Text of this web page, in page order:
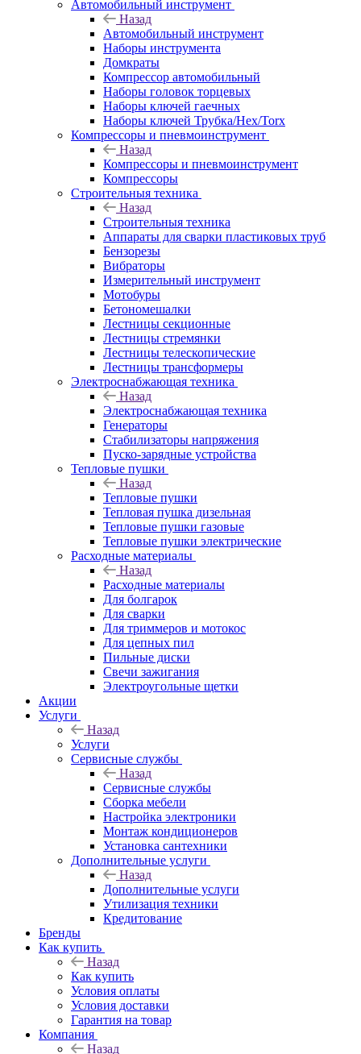
Автомобильный инструмент
Назад
Автомобильный инструмент
Наборы инструмента
Домкраты
Компрессор автомобильный
Наборы головок торцевых
Наборы ключей гаечных
Наборы ключей Трубка/Hex/Torx
Компрессоры и пневмоинструмент
Назад
Компрессоры и пневмоинструмент
Компрессоры
Строительныя техника
Назад
Строительныя техника
Аппараты для сварки пластиковых труб
Бензорезы
Вибраторы
Измерительный инструмент
Мотобуры
Бетономешалки
Лестницы секционные
Лестницы стремянки
Лестницы телескопические
Лестницы трансформеры
Электроснабжающая техника
Назад
Электроснабжающая техника
Генераторы
Стабилизаторы напряжения
Пуско-зарядные устройства
Тепловые пушки
Назад
Тепловые пушки
Тепловая пушка дизельная
Тепловые пушки газовые
Тепловые пушки электрические
Расходные материалы
Назад
Расходные материалы
Для болгарок
Для сварки
Для триммеров и мотокос
Для цепных пил
Пильные диски
Свечи зажигания
Электроугольные щетки
Акции
Услуги
Назад
Услуги
Сервисные службы
Назад
Сервисные службы
Сборка мебели
Настройка электроники
Монтаж кондиционеров
Установка сантехники
Дополнительные услуги
Назад
Дополнительные услуги
Утилизация техники
Кредитование
Бренды
Как купить
Назад
Как купить
Условия оплаты
Условия доставки
Гарантия на товар
Компания
Назад